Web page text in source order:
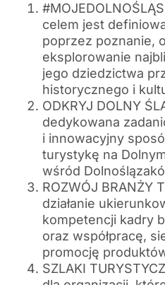
celem jest
poprzez poznanie,
eksplorowanie
jego dziedzictwa
historycznego i
ODKRYJ DOLNY
dedykowana
i innowacyjny
turystykę na
wśród
ROZWÓJ BRANŻY
działanie
kompetencji kadry
oraz współpracę,
promocję
SZLAKI